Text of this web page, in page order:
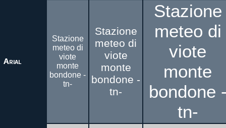
Arial
Stazione
meteo di
viote
monte
bondone -
tn-
Stazione
meteo di
viote
monte
bondone -
tn-
Stazione
meteo di
viote
monte
bondone
tn-